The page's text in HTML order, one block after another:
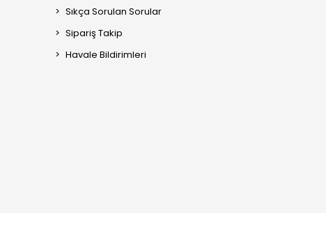
Sıkça Sorulan Sorular
Sipariş Takip
Havale Bildirimleri